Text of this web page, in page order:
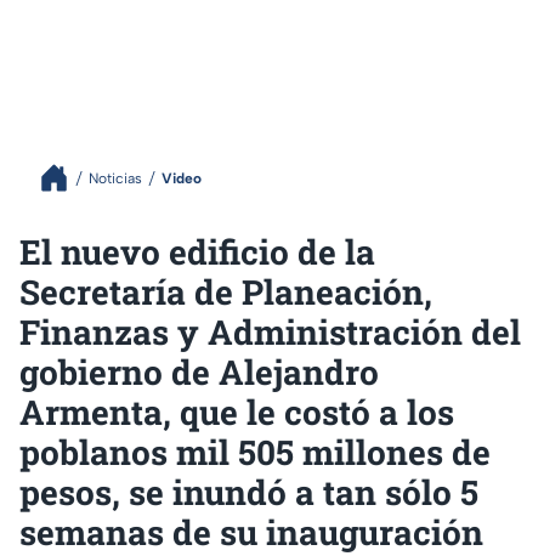
Noticias Video
El nuevo edificio de la
Secretaría de Planeación,
Finanzas y Administración del
gobierno de Alejandro
Armenta, que le costó a los
poblanos mil 505 millones de
pesos, se inundó a tan sólo 5
semanas de su inauguración